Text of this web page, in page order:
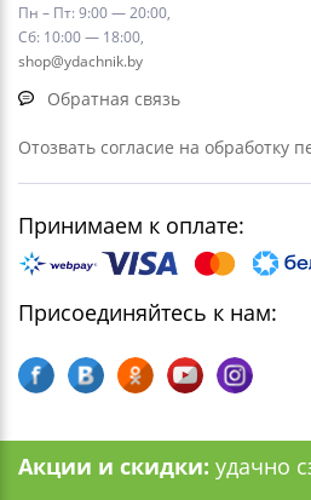
Пн – Пт: 9:00 — 20:00,
Сб: 10:00 — 18:00,
shop@ydachnik.by
Обратная связь
Отозвать согласие на обработку
Принимаем к оплате:
Присоединяйтесь к нам:
Акции и скидки: удачно